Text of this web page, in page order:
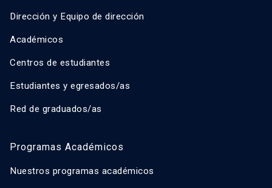
Dirección y Equipo de dirección
Académicos
Centros de estudiantes
Estudiantes y egresados/as
Red de graduados/as
Programas Académicos
Nuestros programas académicos